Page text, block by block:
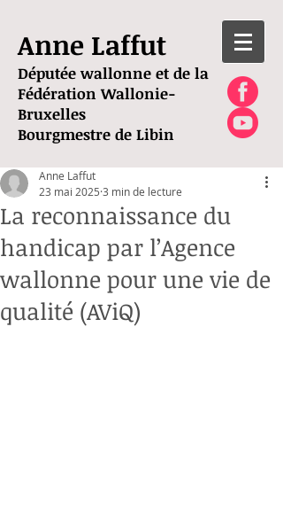
Anne Laffut
Députée wallonne et de la
Fédération Wallonie-
Bruxelles
Bourgmestre de Libin
La reconnaissance du
handicap par l’Agence
wallonne pour une vie de
qualité (AViQ)
Anne Laffut
23 mai 2025 3 min de lecture